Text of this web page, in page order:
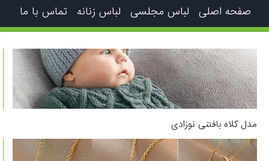
صفحه اصلی لباس مجلسی لباس زنانه تماس با ما
مدل کلاه بافتنی نوزادی